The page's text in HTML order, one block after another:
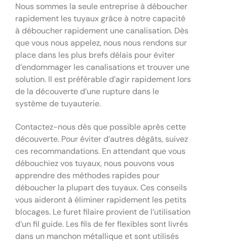
Nous sommes la seule entreprise à déboucher
rapidement les tuyaux grâce à notre capacité
à déboucher rapidement une canalisation. Dès
que vous nous appelez, nous nous rendons sur
place dans les plus brefs délais pour éviter
d’endommager les canalisations et trouver une
solution. Il est préférable d’agir rapidement lors
de la découverte d’une rupture dans le
système de tuyauterie.
Contactez-nous dès que possible après cette
découverte. Pour éviter d’autres dégâts, suivez
ces recommandations. En attendant que vous
débouchiez vos tuyaux, nous pouvons vous
apprendre des méthodes rapides pour
déboucher la plupart des tuyaux. Ces conseils
vous aideront à éliminer rapidement les petits
blocages. Le furet filaire provient de l’utilisation
d’un fil guide. Les fils de fer flexibles sont livrés
dans un manchon métallique et sont utilisés